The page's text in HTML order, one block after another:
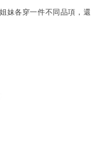
姐妹各穿一件不同品項，還